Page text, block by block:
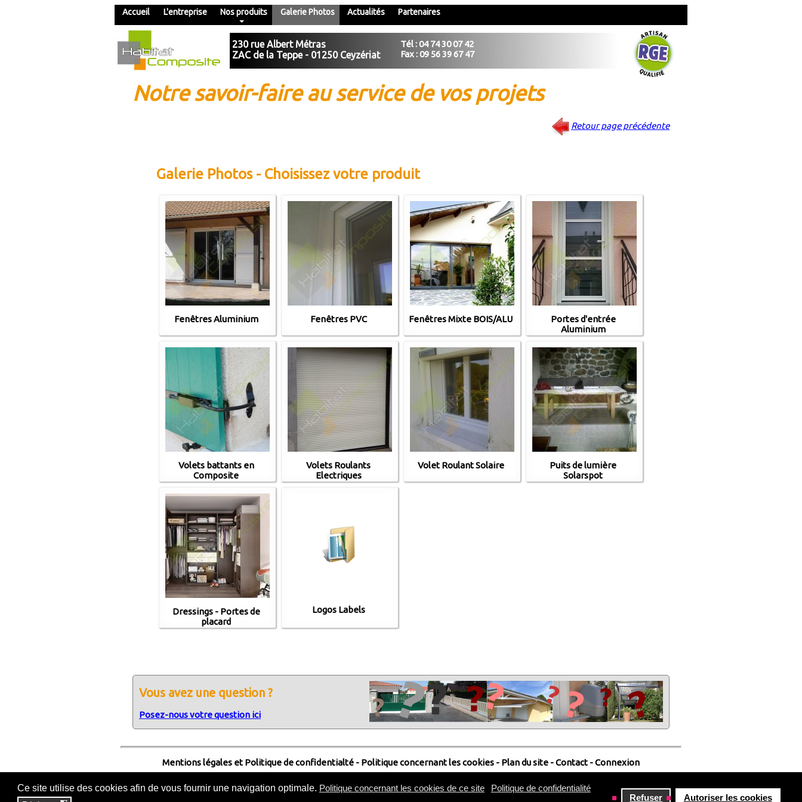
Ce site utilise des cookies afin de vous fournir une navigation optimale. Politique concernant les cookies de ce site Politique de confidentialité
Refuser Autoriser les cookies
Accueil L'entreprise Nos produits Galerie Photos Actualités Partenaires
230 rue Albert Métras
ZAC de la Teppe - 01250 Ceyzériat
Tél :04 74 30 07 42
Fax : 09 56 39 67 47
Notre savoir-faire au service de vos projets
Retour page précédente
Galerie Photos - Choisissez votre produit
Fenêtres Aluminium Fenêtres PVC Fenêtres Mixte BOIS/ALU
Portes d'entrée
Aluminium
Volets battants en
Composite
Volets Roulants
Electriques
Volet Roulant Solaire
Puits de lumière
Solarspot
Dressings - Portes de
placard
Logos Labels
Vous avez une question ?
Posez-nous votre question ici
Mentions légales et Politique de confidentialté - Politique concernant les cookies - Plan du site -Contact -Connexion